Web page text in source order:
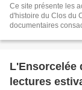
Ce site présente les
d'histoire du Clos du
documentaires
L'Ensorcelée
lectures